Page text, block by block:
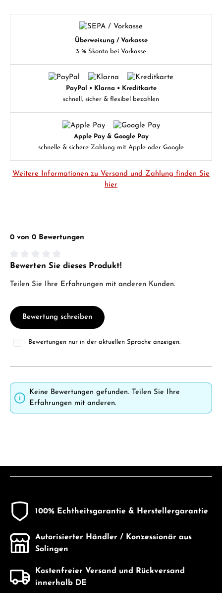
Überweisung / Vorkasse
3 % Skonto bei Vorkasse
PayPal • Klarna • Kreditkarte
schnell, sicher & flexibel bezahlen
Apple Pay & Google Pay
schnelle & sichere Zahlung mit Apple oder Google
Weitere Informationen zu Versand und Zahlung finden Sie
hier
0 von 0 Bewertungen
Durchschnittliche Bewertung von 0 von 5 Sternen
Bewerten Sie dieses Produkt!
Teilen Sie Ihre Erfahrungen mit anderen Kunden.
Bewertung schreiben
Bewertungen nur in der aktuellen Sprache anzeigen.
Keine Bewertungen gefunden. Teilen Sie Ihre
Erfahrungen mit anderen.
100% Echtheitsgarantie & Herstellergarantie
Autorisierter Händler / Konzessionär aus
Solingen
Kostenfreier Versand und Rückversand
innerhalb DE